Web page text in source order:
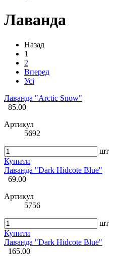
Лаванда
Назад
1
2
Вперед
Усі
Лаванда "Arctic Snow"
85.00
Артикул
5692
шт
Купити
Лаванда "Dark Hidcote Blue"
69.00
Артикул
5756
шт
Купити
Лаванда "Dark Hidcote Blue"
165.00